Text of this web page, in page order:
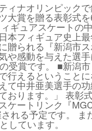
ィナオリンピック
大賞を贈る表彰式
ギュアスケートの
本フィギュア史上
贈られる『新潟市
や感動を与えた選
受賞です。 ■新潟
行えるということ
て中井亜美選手の
おります。」 表彰
ケートリンク『
れる予定です。 ま
しています。